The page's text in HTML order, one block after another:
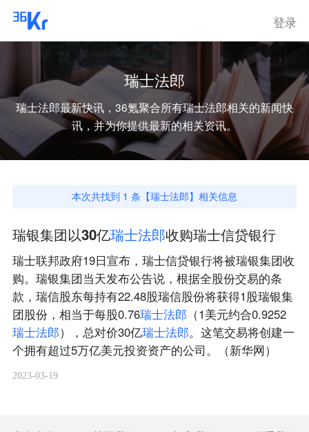
登录
瑞士法郎
瑞士法郎最新快讯，36氪聚合所有瑞士法郎相关的新闻快
讯，并为你提供最新的相关资讯。
本次共找到 1 条【瑞士法郎】相关信息
瑞银集团以30亿瑞士法郎收购瑞士信贷银行
瑞士联邦政府19日宣布，瑞士信贷银行将被瑞银集团收
购。瑞银集团当天发布公告说，根据全股份交易的条
款，瑞信股东每持有22.48股瑞信股份将获得1股瑞银集
团股份，相当于每股0.76瑞士法郎 （1美元约合0.9252
瑞士法郎），总对价30亿瑞士法郎。这笔交易将创建一
个拥有超过5万亿美元投资资产的公司。（新华网）
2023-03-19